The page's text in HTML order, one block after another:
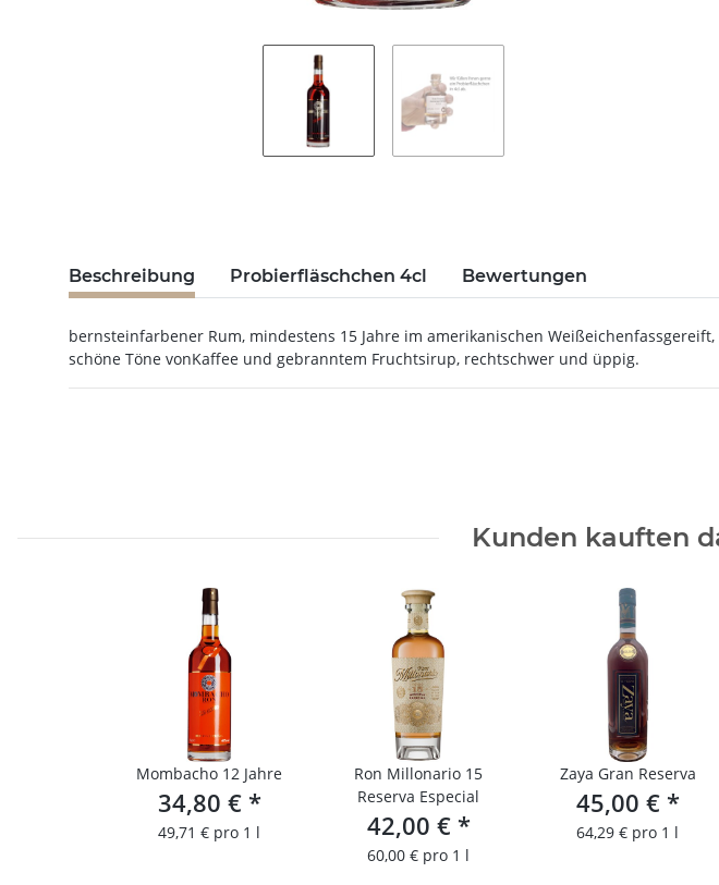
Beschreibung Probierfläschchen 4cl Bewertungen
bernsteinfarbener Rum, mindestens 15 Jahre im amerikanischen
schöne Töne vonKaffee und gebranntem Fruchtsirup, rechtschwer und üppig.
Kunden kauften
Mombacho 12 Jahre
34,80 € *
49,71 € pro 1 l
Ron Millonario 15
Reserva Especial
42,00 € *
60,00 € pro 1 l
Zaya Gran Reserva
45,00 € *
64,29 € pro 1 l